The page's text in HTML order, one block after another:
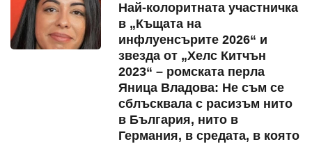
Най-колоритната участничка
в „Къщата на
инфлуенсърите 2026“ и
звезда от „Хелс Китчън
2023“ – ромската перла
Яница Владова: Не съм се
сблъсквала с расизъм нито
в България, нито в
Германия, в средата, в която